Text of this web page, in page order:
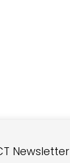
Newsletter